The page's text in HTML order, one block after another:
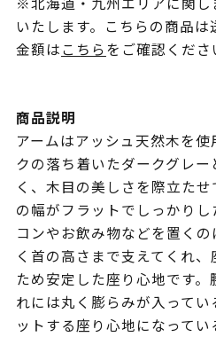
いたします。こちらの商品は
金額はこちらをご確認くださ
商品説明
アームはアッシュ天然木を
クの落ち着いたダークグレ
く、木目の美しさを際立た
の幅がフラットでしっかり
コンやお飲み物などを置く
く首の高さまで支えてくれ
ため安定した座り心地です
れには丸く膨らみが入って
ットする座り心地になって